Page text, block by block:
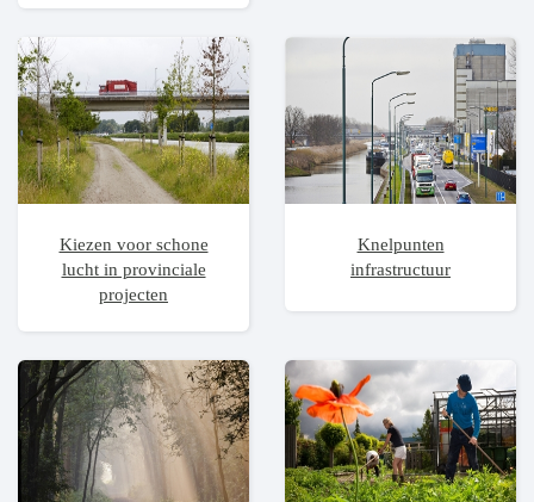
Kiezen voor schone
lucht in provinciale
projecten
Knelpunten
infrastructuur